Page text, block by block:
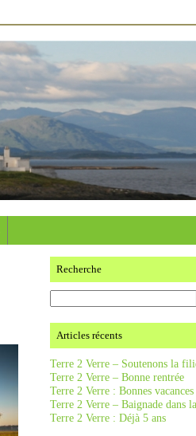
Recherche
Articles récents
Terre 2 Verre – Soutenons la
Terre 2 Verre – Bonne rentrée
Terre 2 Verre : Bonnes vacances
Terre 2 Verre – Baignade dans
Terre 2 Verre : Déjà 5 ans